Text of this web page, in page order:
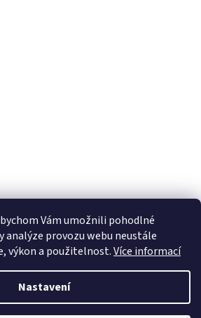
Vám umožnili pohodlné
analýze provozu webu neustále
výkon a použitelnost.Více informací
Nastavení
Vytvořil Shoptet